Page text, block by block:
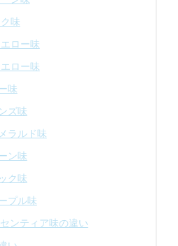
味
ロー味
ロー味
味
ズ味
ラルド味
ン味
ク味
プル味
ンティア味の違い